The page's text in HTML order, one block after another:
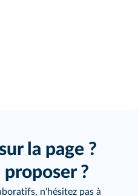
la page ?
proposer ?
n'hésitez pas à